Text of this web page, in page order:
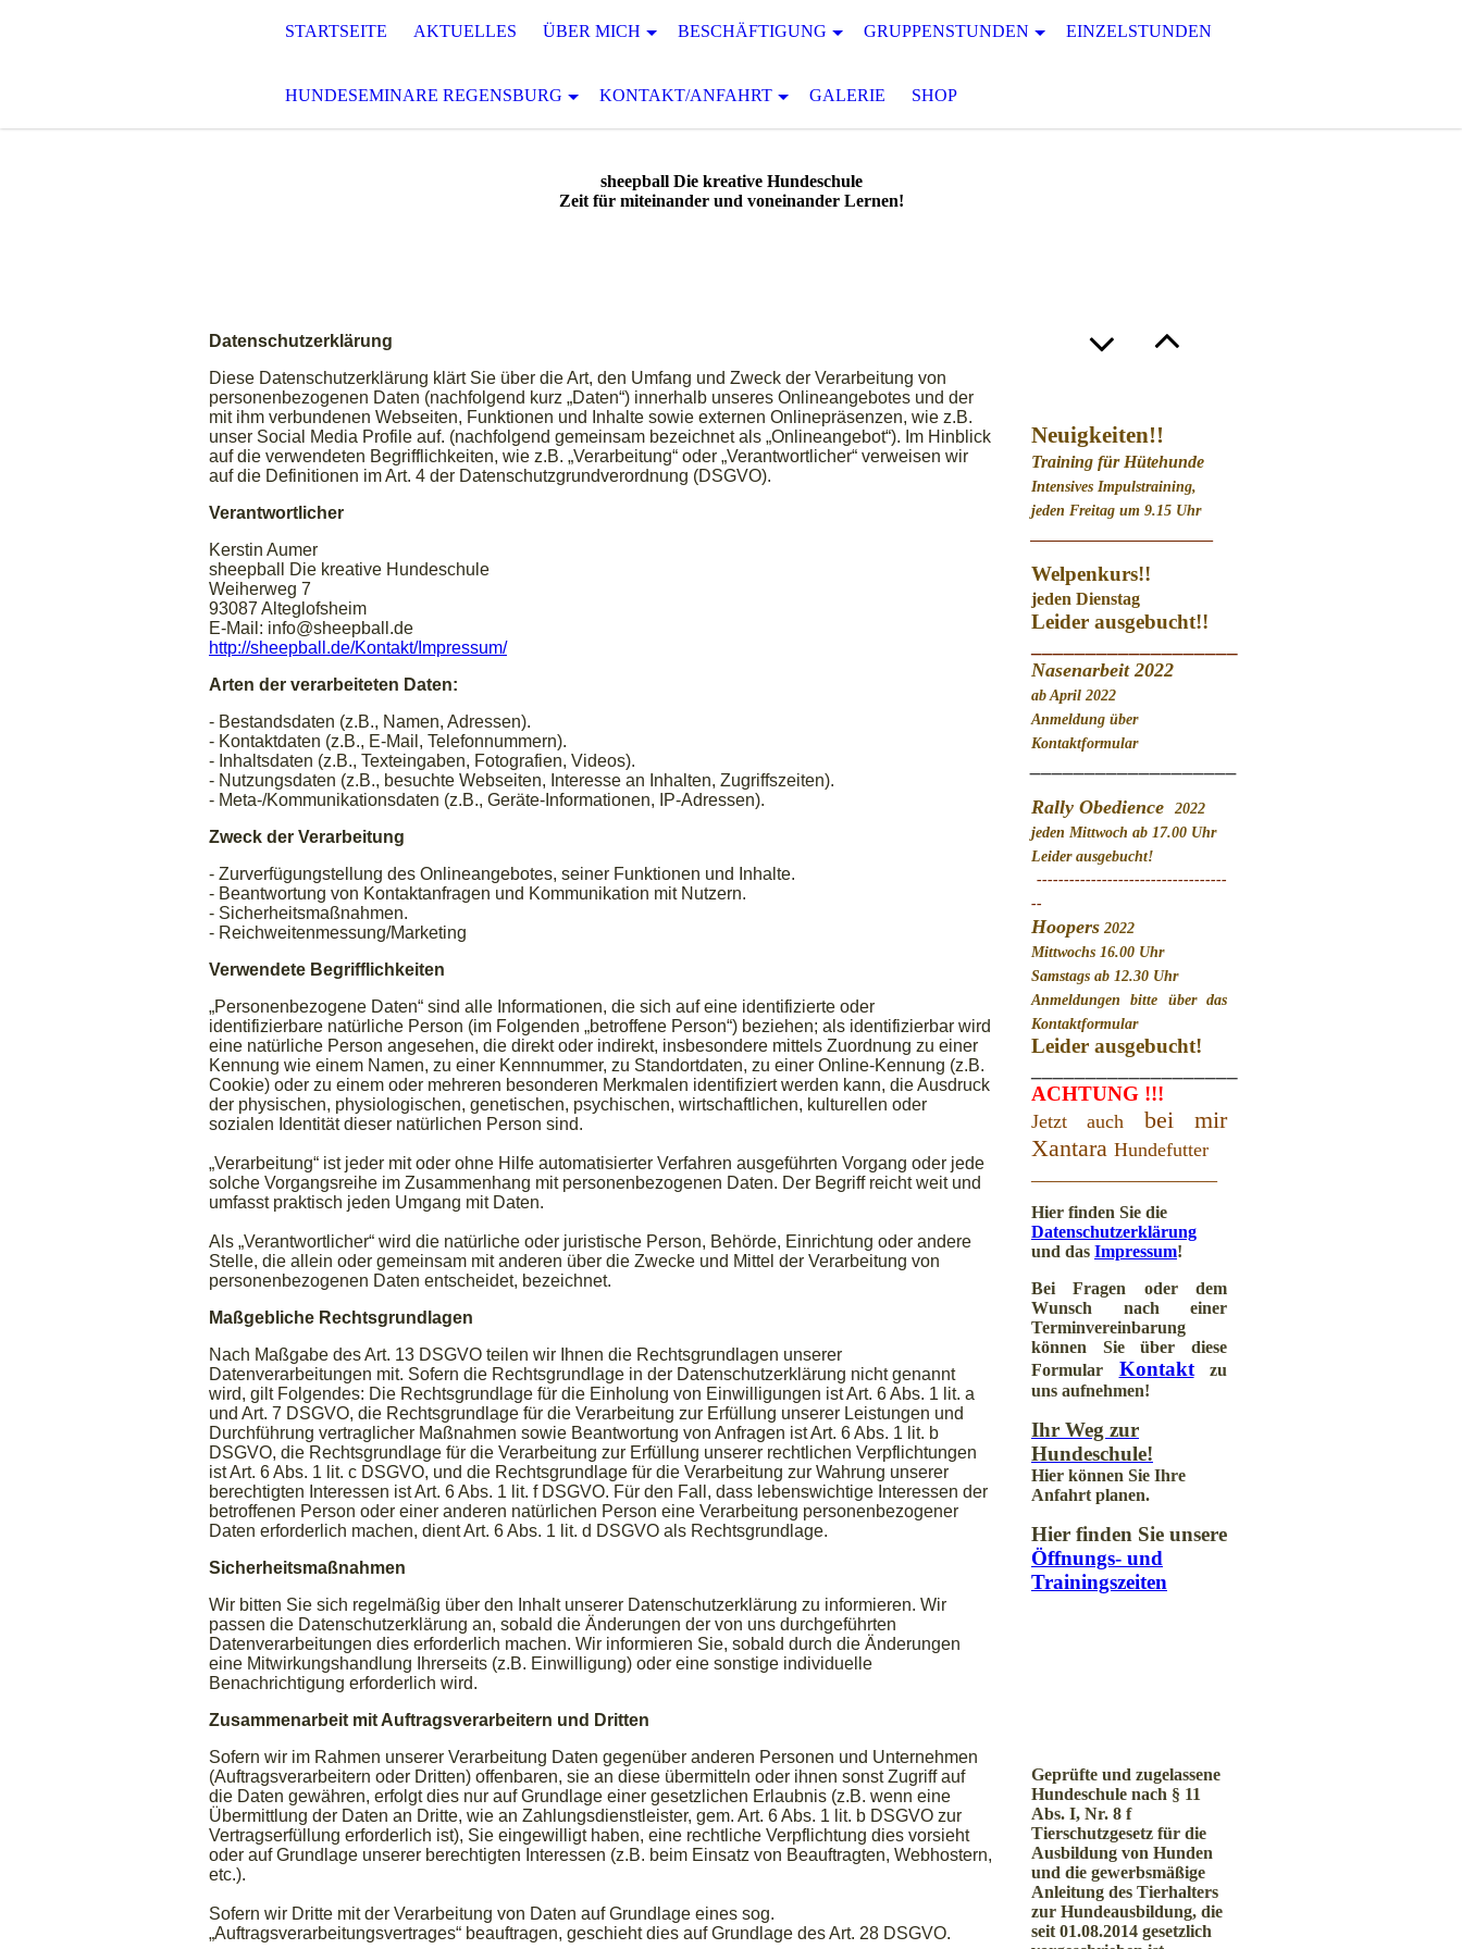
STARTSEITE AKTUELLES ÜBER MICH BESCHÄFTIGUNG GRUPPENSTUNDEN EINZELSTUNDEN
HUNDESEMINARE REGENSBURG KONTAKT/ANFAHRT GALERIE SHOP
sheepball Die kreative Hundeschule
Zeit für miteinander und voneinander Lernen!
Datenschutzerklärung
Diese Datenschutzerklärung klärt Sie über die Art, den Umfang und Zweck der Verarbeitung von
personenbezogenen Daten (nachfolgend kurz „Daten“) innerhalb unseres Onlineangebotes und der
mit ihm verbundenen Webseiten, Funktionen und Inhalte sowie externen Onlinepräsenzen, wie z.B.
unser Social Media Profile auf. (nachfolgend gemeinsam bezeichnet als „Onlineangebot“). Im Hinblick
auf die verwendeten Begrifflichkeiten, wie z.B. „Verarbeitung“ oder „Verantwortlicher“ verweisen wir
auf die Definitionen im Art. 4 der Datenschutzgrundverordnung (DSGVO).
Verantwortlicher
Kerstin Aumer
sheepball Die kreative Hundeschule
Weiherweg 7
93087 Alteglofsheim
E-Mail: info@sheepball.de
http://sheepball.de/Kontakt/Impressum/
Arten der verarbeiteten Daten:
- Bestandsdaten (z.B., Namen, Adressen).
- Kontaktdaten (z.B., E-Mail, Telefonnummern).
- Inhaltsdaten (z.B., Texteingaben, Fotografien, Videos).
- Nutzungsdaten (z.B., besuchte Webseiten, Interesse an Inhalten, Zugriffszeiten).
- Meta-/Kommunikationsdaten (z.B., Geräte-Informationen, IP-Adressen).
Zweck der Verarbeitung
- Zurverfügungstellung des Onlineangebotes, seiner Funktionen und Inhalte.
- Beantwortung von Kontaktanfragen und Kommunikation mit Nutzern.
- Sicherheitsmaßnahmen.
- Reichweitenmessung/Marketing
Verwendete Begrifflichkeiten
„Personenbezogene Daten“ sind alle Informationen, die sich auf eine identifizierte oder
identifizierbare natürliche Person (im Folgenden „betroffene Person“) beziehen; als identifizierbar wird
eine natürliche Person angesehen, die direkt oder indirekt, insbesondere mittels Zuordnung zu einer
Kennung wie einem Namen, zu einer Kennnummer, zu Standortdaten, zu einer Online-Kennung (z.B.
Cookie) oder zu einem oder mehreren besonderen Merkmalen identifiziert werden kann, die Ausdruck
der physischen, physiologischen, genetischen, psychischen, wirtschaftlichen, kulturellen oder
sozialen Identität dieser natürlichen Person sind.
„Verarbeitung“ ist jeder mit oder ohne Hilfe automatisierter Verfahren ausgeführten Vorgang oder jede
solche Vorgangsreihe im Zusammenhang mit personenbezogenen Daten. Der Begriff reicht weit und
umfasst praktisch jeden Umgang mit Daten.
Als „Verantwortlicher“ wird die natürliche oder juristische Person, Behörde, Einrichtung oder andere
Stelle, die allein oder gemeinsam mit anderen über die Zwecke und Mittel der Verarbeitung von
personenbezogenen Daten entscheidet, bezeichnet.
Maßgebliche Rechtsgrundlagen
Nach Maßgabe des Art. 13 DSGVO teilen wir Ihnen die Rechtsgrundlagen unserer
Datenverarbeitungen mit. Sofern die Rechtsgrundlage in der Datenschutzerklärung nicht genannt
wird, gilt Folgendes: Die Rechtsgrundlage für die Einholung von Einwilligungen ist Art. 6 Abs. 1 lit. a
und Art. 7 DSGVO, die Rechtsgrundlage für die Verarbeitung zur Erfüllung unserer Leistungen und
Durchführung vertraglicher Maßnahmen sowie Beantwortung von Anfragen ist Art. 6 Abs. 1 lit. b
DSGVO, die Rechtsgrundlage für die Verarbeitung zur Erfüllung unserer rechtlichen Verpflichtungen
ist Art. 6 Abs. 1 lit. c DSGVO, und die Rechtsgrundlage für die Verarbeitung zur Wahrung unserer
berechtigten Interessen ist Art. 6 Abs. 1 lit. f DSGVO. Für den Fall, dass lebenswichtige Interessen der
betroffenen Person oder einer anderen natürlichen Person eine Verarbeitung personenbezogener
Daten erforderlich machen, dient Art. 6 Abs. 1 lit. d DSGVO als Rechtsgrundlage.
Sicherheitsmaßnahmen
Wir bitten Sie sich regelmäßig über den Inhalt unserer Datenschutzerklärung zu informieren. Wir
passen die Datenschutzerklärung an, sobald die Änderungen der von uns durchgeführten
Datenverarbeitungen dies erforderlich machen. Wir informieren Sie, sobald durch die Änderungen
eine Mitwirkungshandlung Ihrerseits (z.B. Einwilligung) oder eine sonstige individuelle
Benachrichtigung erforderlich wird.
Zusammenarbeit mit Auftragsverarbeitern und Dritten
Sofern wir im Rahmen unserer Verarbeitung Daten gegenüber anderen Personen und Unternehmen
(Auftragsverarbeitern oder Dritten) offenbaren, sie an diese übermitteln oder ihnen sonst Zugriff auf
die Daten gewähren, erfolgt dies nur auf Grundlage einer gesetzlichen Erlaubnis (z.B. wenn eine
Übermittlung der Daten an Dritte, wie an Zahlungsdienstleister, gem. Art. 6 Abs. 1 lit. b DSGVO zur
Vertragserfüllung erforderlich ist), Sie eingewilligt haben, eine rechtliche Verpflichtung dies vorsieht
oder auf Grundlage unserer berechtigten Interessen (z.B. beim Einsatz von Beauftragten, Webhostern,
etc.).
Sofern wir Dritte mit der Verarbeitung von Daten auf Grundlage eines sog.
„Auftragsverarbeitungsvertrages“ beauftragen, geschieht dies auf Grundlage des Art. 28 DSGVO.
Neuigkeiten!!
Training für Hütehunde
Intensives Impulstraining,
jeden Freitag um 9.15 Uhr
Welpenkurs!!
jeden Dienstag
Leider ausgebucht!!
Nasenarbeit 2022
ab April 2022
Anmeldung über
Kontaktformular
Rally Obedience
2022
jeden Mittwoch ab 17.00 Uhr
Leider ausgebucht!
-----------------------------------
--
Hoopers 2022
Mittwochs 16.00 Uhr
Samstags ab 12.30 Uhr
Anmeldungen bitte über das
Kontaktformular
Leider ausgebucht!
ACHTUNG !!!
Jetzt auch bei mir
Xantara Hundefutter
Hier finden Sie die
Datenschutzerklärung
und das Impressum!
Bei Fragen oder dem
Wunsch nach einer
Terminvereinbarung
können Sie über diese
Formular Kontaktzu
uns aufnehmen!
Ihr Weg zur
Hundeschule!
Hier können Sie Ihre
Anfahrt planen.
Hier finden Sie unsere
Öffnungs- und
Trainingszeiten
Geprüfte und zugelassene
Hundeschule nach § 11
Abs. I, Nr. 8 f
Tierschutzgesetz für die
Ausbildung von Hunden
und die gewerbsmäßige
Anleitung des Tierhalters
zur Hundeausbildung, die
seit 01.08.2014 gesetzlich